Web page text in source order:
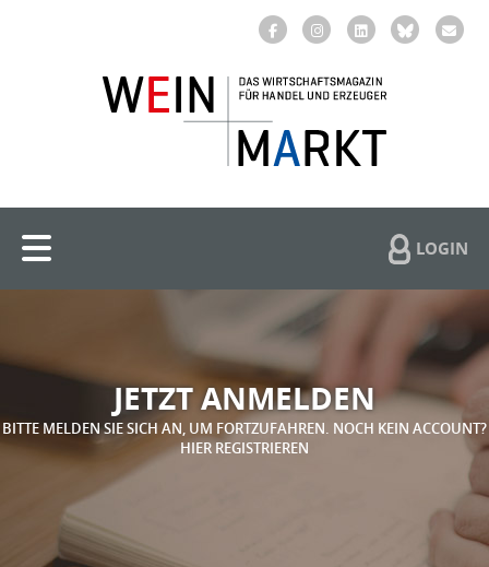
LOGIN
JETZT ANMELDEN
BITTE MELDEN SIE SICH AN, UM FORTZUFAHREN. NOCH KEIN ACCOUNT?
HIER REGISTRIEREN